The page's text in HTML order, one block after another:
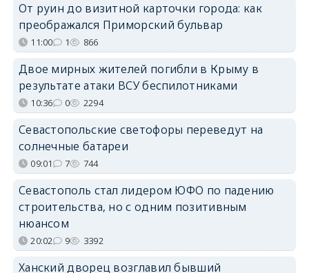
От руин до визитной карточки города: как
преображался Приморский бульвар
11:00 1 866
Двое мирных жителей погибли в Крыму в
результате атаки ВСУ беспилотниками
10:36 0 2294
Севастопольские светофоры переведут на
солнечные батареи
09:01 7 744
Севастополь стал лидером ЮФО по падению
строительства, но с одним позитивным
нюансом
20:02 9 3392
Ханский дворец возглавил бывший